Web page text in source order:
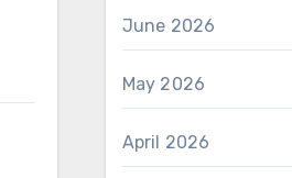
June 2026
May 2026
April 2026